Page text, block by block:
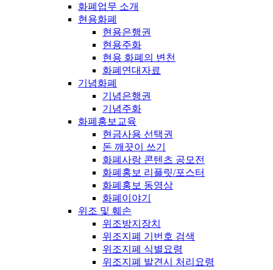
화폐업무 소개
현용화폐
현용은행권
현용주화
현용 화폐의 변천
화폐연대자료
기념화폐
기념은행권
기념주화
화폐홍보교육
현금사용 선택권
돈 깨끗이 쓰기
화폐사랑 콘텐츠 공모전
화폐홍보 리플릿/포스터
화폐홍보 동영상
화폐이야기
위조 및 훼손
위조방지장치
위조지폐 기번호 검색
위조지폐 식별요령
위조지폐 발견시 처리요령